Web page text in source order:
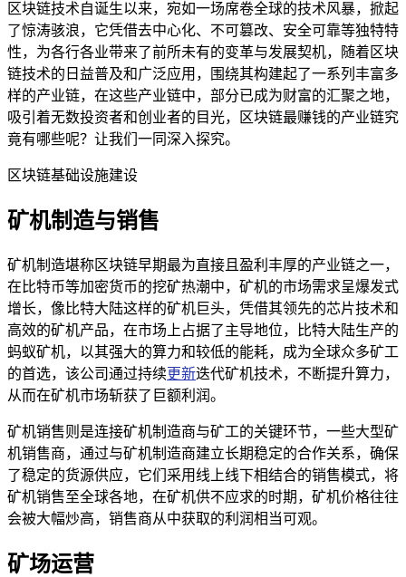
区块链技术自诞生以来，宛如一场席卷全球的技术风暴，掀起
了惊涛骇浪，它凭借去中心化、不可篡改、安全可靠等独特特
性，为各行各业带来了前所未有的变革与发展契机，随着区块
链技术的日益普及和广泛应用，围绕其构建起了一系列丰富多
样的产业链，在这些产业链中，部分已成为财富的汇聚之地，
吸引着无数投资者和创业者的目光，区块链最赚钱的产业链究
竟有哪些呢？让我们一同深入探究。
区块链基础设施建设
矿机制造与销售
矿机制造堪称区块链早期最为直接且盈利丰厚的产业链之一，
在比特币等加密货币的挖矿热潮中，矿机的市场需求呈爆发式
增长，像比特大陆这样的矿机巨头，凭借其领先的芯片技术和
高效的矿机产品，在市场上占据了主导地位，比特大陆生产的
蚂蚁矿机，以其强大的算力和较低的能耗，成为全球众多矿工
的首选，该公司通过持续更新迭代矿机技术，不断提升算力，
从而在矿机市场斩获了巨额利润。
矿机销售则是连接矿机制造商与矿工的关键环节，一些大型矿
机销售商，通过与矿机制造商建立长期稳定的合作关系，确保
了稳定的货源供应，它们采用线上线下相结合的销售模式，将
矿机销售至全球各地，在矿机供不应求的时期，矿机价格往往
会被大幅炒高，销售商从中获取的利润相当可观。
矿场运营